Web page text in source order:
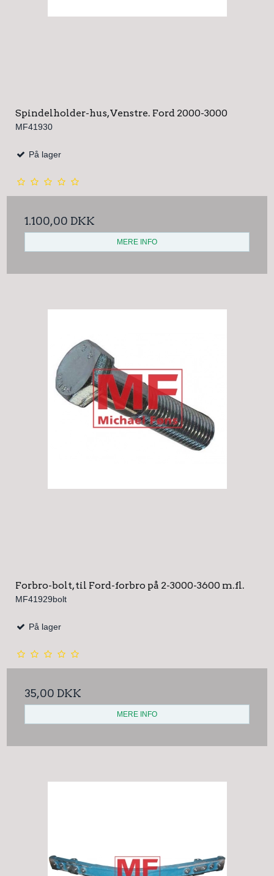
Spindelholder-hus, Venstre. Ford 2000-3000
MF41930
På lager
1.100,00 DKK
MERE INFO
Forbro-bolt, til Ford-forbro på 2-3000-3600 m.fl.
MF41929bolt
På lager
35,00 DKK
MERE INFO